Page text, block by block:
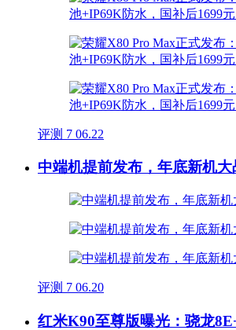
评测 7 06.22
中端机提前发布，年底新机
评测 7 06.20
红米K90至尊版曝光：骁龙